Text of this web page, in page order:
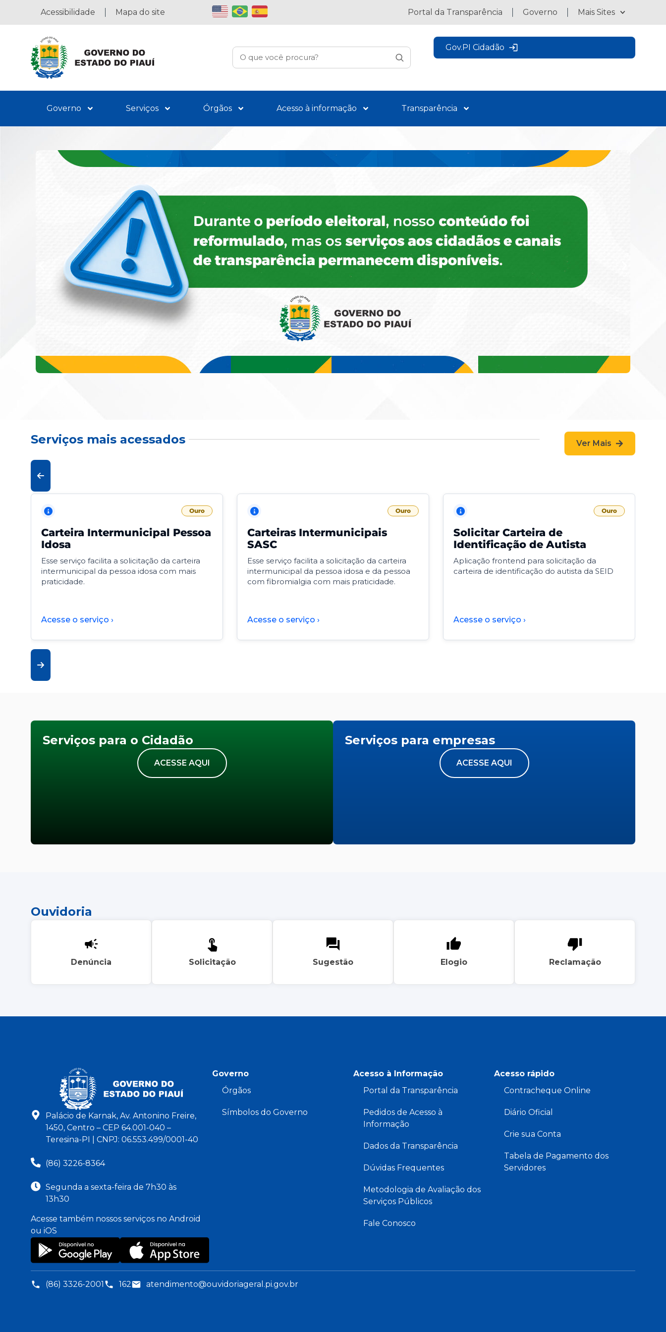
Acessibilidade Mapa do site Portal da Transparência Governo Mais Sites
Gov.PI Cidadão
Governo Serviços Órgãos Acesso à informação Transparência
Serviços mais acessados Ver Mais
Ouro
Carteira Intermunicipal Pessoa
Idosa
Esse serviço facilita a solicitação da carteira
intermunicipal da pessoa idosa com mais
praticidade.
Acesse o serviço ›
Ouro
Carteiras Intermunicipais
SASC
Esse serviço facilita a solicitação da carteira
intermunicipal da pessoa idosa e da pessoa
com fibromialgia com mais praticidade.
Acesse o serviço ›
Ouro
Solicitar Carteira de
Identificação de Autista
Aplicação frontend para solicitação da
carteira de identificação do autista da SEID
Acesse o serviço ›
Serviços para o Cidadão
ACESSE AQUI
Serviços para empresas
ACESSE AQUI
Ouvidoria
Denúncia Solicitação Sugestão Elogio Reclamação
Palácio de Karnak, Av. Antonino Freire,
1450, Centro – CEP 64.001-040 –
Teresina-PI | CNPJ: 06.553.499/0001-40
(86) 3226-8364
Segunda a sexta-feira de 7h30 às
13h30
Acesse também nossos serviços no Android
ou iOS
Governo
Órgãos
Símbolos do Governo
Acesso à Informação
Portal da Transparência
Pedidos de Acesso à
Informação
Dados da Transparência
Dúvidas Frequentes
Metodologia de Avaliação dos
Serviços Públicos
Fale Conosco
Acesso rápido
Contracheque Online
Diário Oficial
Crie sua Conta
Tabela de Pagamento dos
Servidores
(86) 3326-2001 162 atendimento@ouvidoriageral.pi.gov.br